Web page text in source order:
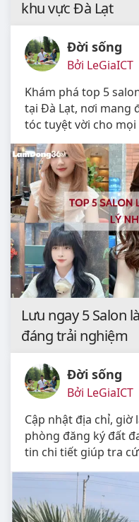
khu vực Đà Lạt
Đời sống
Bởi LeGiaICT
Khám phá top 5
tại Đà Lạt, nơi mang
tóc tuyệt vời cho
Lưu ngay 5 Salon
đáng trải nghiệm
Đời sống
Bởi LeGiaICT
Cập nhật địa chỉ, giờ
phòng đăng ký đất
tin chi tiết giúp tra